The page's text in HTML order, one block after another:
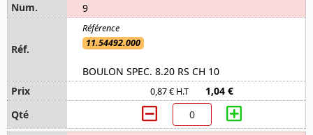
9
11.54492.000
BOULON SPEC. 8.20 RS CH 10
0,87 € H.T 1,04 €